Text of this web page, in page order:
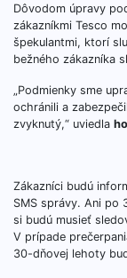
Dôvodom úpravy
zákazníkmi Tesco
špekulantmi, ktorí
bežného zákazníka
„Podmienky sme
ochránili a
zvyknutý,“ uviedla
Zákazníci budú
SMS správy. Ani po
si budú musieť
V prípade
30-dňovej lehoty